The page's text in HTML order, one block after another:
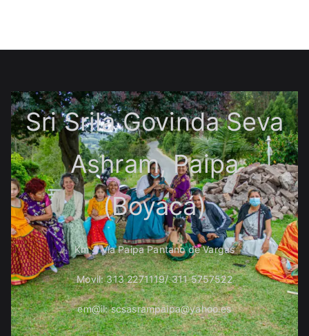
Sri Srila Govinda Seva
Ashram, Paipa
(Boyacá)
Km 4 Vía Paipa Pantano de Vargas
Movil: 313 2271119/ 311 5757522
em@il: scsasrampaipa@yahoo.es